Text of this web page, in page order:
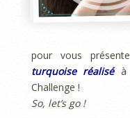
pour vous
turquoise réaliséà
Challenge !
So, let’s go !